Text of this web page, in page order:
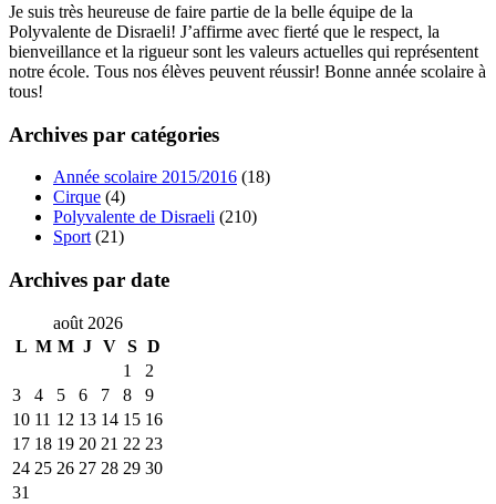
Je suis très heureuse de faire partie de la belle équipe de la
Polyvalente de Disraeli! J’affirme avec fierté que le respect, la
bienveillance et la rigueur sont les valeurs actuelles qui représentent
notre école. Tous nos élèves peuvent réussir! Bonne année scolaire à
tous!
Archives par catégories
Année scolaire 2015/2016 (18)
Cirque (4)
Polyvalente de Disraeli (210)
Sport (21)
Archives par date
août 2026
L M M J V S D
1
2
3
4 5 6 7 8
9
10 11 12 13 14 15 16
17 18 19 20 21 22 23
24 25 26 27 28 29 30
31